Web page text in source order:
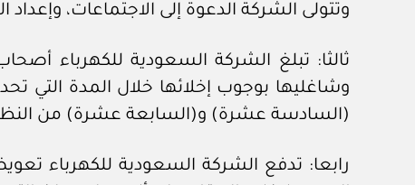
وتتولى الشركة الدعوة إلى الاجتماعات،
ثالثا: تبلغ الشركة السعودية للكهرباء
(السادسة عشرة) و(السابعة عشرة) من
رابعا: تدفع الشركة السعودية للكهرباء